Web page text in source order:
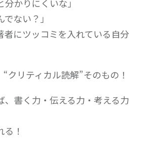
分かりにくいな」
でない？」
にツッコミを入れている自分
クリティカル読解”そのもの！
、書く力・伝える力・考える力
！